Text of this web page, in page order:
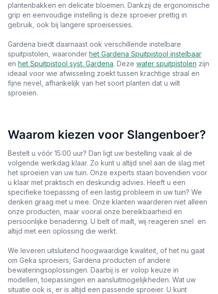
plantenbakken en delicate bloemen. Dankzij de ergonomische
grip en eenvoudige instelling is deze sproeier prettig in
gebruik, ook bij langere sproeisessies.
Gardena biedt daarnaast ook verschillende instelbare
spuitpistolen, waaronder het Gardena Spuitpistool instelbaar
en het Spuitpistool syst. Gardena. Deze water spuitpistolen zijn
ideaal voor wie afwisseling zoekt tussen krachtige straal en
fijne nevel, afhankelijk van het soort planten dat u wilt
sproeien.
Waarom kiezen voor Slangenboer?
Bestelt u vóór 15:00 uur? Dan ligt uw bestelling vaak al de
volgende werkdag klaar. Zo kunt u altijd snel aan de slag met
het sproeien van uw tuin. Onze experts staan bovendien voor
u klaar met praktisch en deskundig advies. Heeft u een
specifieke toepassing of een lastig probleem in uw tuin? We
denken graag met u mee. Onze klanten waarderen niet alleen
onze producten, maar vooral onze bereikbaarheid en
persoonlijke benadering. U belt of mailt, wij reageren snel en
altijd met een oplossing die werkt.
We leveren uitsluitend hoogwaardige kwaliteit, of het nu gaat
om Geka sproeiers, Gardena producten of andere
bewateringsoplossingen. Daarbij is er volop keuze in
modellen, toepassingen en aansluitmogelijkheden. Wat uw
situatie ook is, er is altijd een passende sproeier. U kunt